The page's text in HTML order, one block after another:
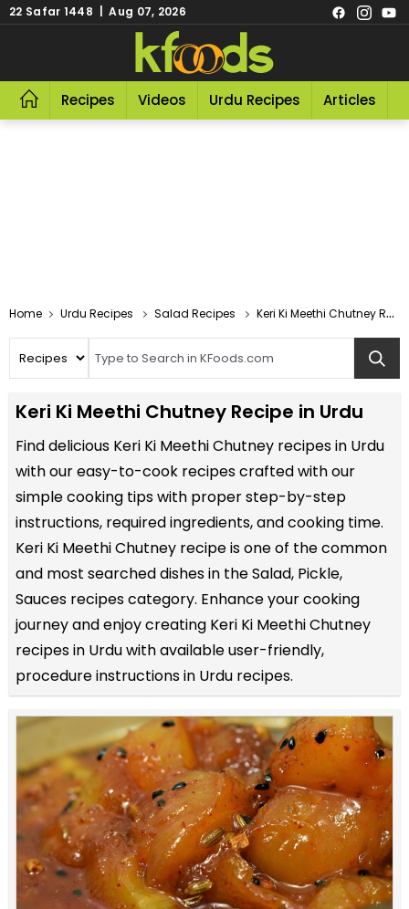
22 Safar 1448 | Aug 07, 2026
Recipes Videos Urdu Recipes Articles
Home Urdu Recipes Salad Recipes Keri Ki Meethi Chutney Recipe In Urdu
Keri Ki Meethi Chutney Recipe in Urdu
Find delicious Keri Ki Meethi Chutney recipes in Urdu
with our easy-to-cook recipes crafted with our
simple cooking tips with proper step-by-step
instructions, required ingredients, and cooking time.
Keri Ki Meethi Chutney recipe is one of the common
and most searched dishes in the Salad, Pickle,
Sauces recipes category. Enhance your cooking
journey and enjoy creating Keri Ki Meethi Chutney
recipes in Urdu with available user-friendly,
procedure instructions in Urdu recipes.